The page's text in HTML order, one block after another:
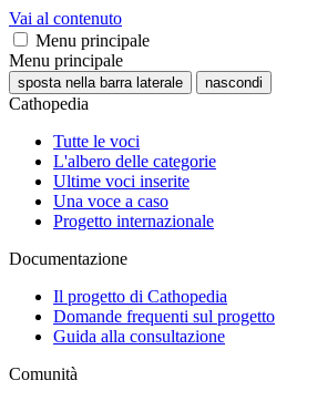
Vai al contenuto
Menu principale
Menu principale
sposta nella barra laterale nascondi
Cathopedia
Tutte le voci
L'albero delle categorie
Ultime voci inserite
Una voce a caso
Progetto internazionale
Documentazione
Il progetto di Cathopedia
Domande frequenti sul progetto
Guida alla consultazione
Comunità